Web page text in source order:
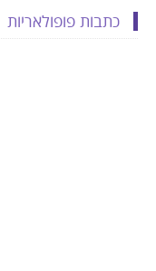
כתבות פופולאריות